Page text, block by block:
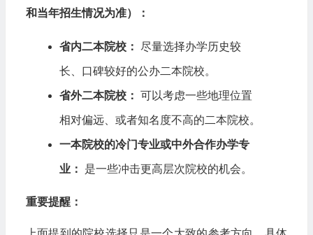
和当年招生情况为准）：
省内二本院校： 尽量选择办学历史较
长、口碑较好的公办二本院校。
省外二本院校： 可以考虑一些地理位置
相对偏远、或者知名度不高的二本院校。
一本院校的冷门专业或中外合作办学专
业： 是一些冲击更高层次院校的机会。
重要提醒：